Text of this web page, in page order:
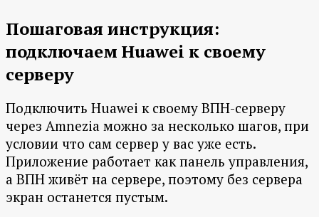
Пошаговая инструкция:
подключаем Huawei к своему
серверу
Подключить Huawei к своему ВПН-серверу
через Amnezia можно за несколько шагов, при
условии что сам сервер у вас уже есть.
Приложение работает как панель управления,
а ВПН живёт на сервере, поэтому без сервера
экран останется пустым.